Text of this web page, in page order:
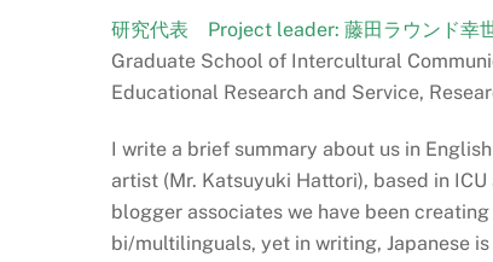
研究代表 Project leader: 藤田ラウンド幸
Graduate School of Intercultural
Educational Research and Service,
I write a brief summary about us in
artist (Mr. Katsuyuki Hattori), based in
blogger associates we have been
bi/multilinguals, yet in writing, Japanese